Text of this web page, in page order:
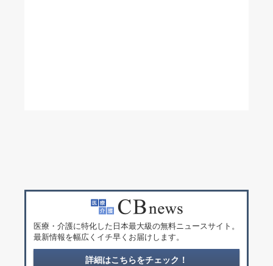
医療・介護に特化した日本最大級の無料ニュースサイト。
最新情報を幅広くイチ早くお届けします。
詳細はこちらをチェック！